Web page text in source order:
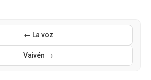
← La voz
Vaivén →